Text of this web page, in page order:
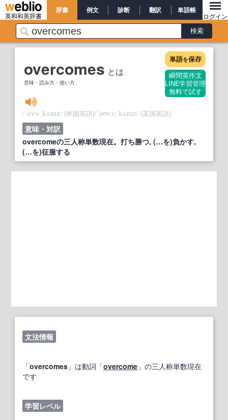
英和和英辞書
辞書 例文 診断 翻訳 単語帳
ログイン
overcomes とは
意味・読み方・使い方
単語を保存
瞬間英作文
LINE学習管理
無料で試す
/ˈovɝˌkʌmz/ (米国英語)/ˈəʊvɜ:ˌkʌmz/ (英国英語)
意味・対訳
overcomeの三人称単数現在。打ち勝つ, (…を)負かす,
(…を)征服する
文法情報
「overcomes 」は動詞「overcome 」の三人称単数現在
です
学習レベル